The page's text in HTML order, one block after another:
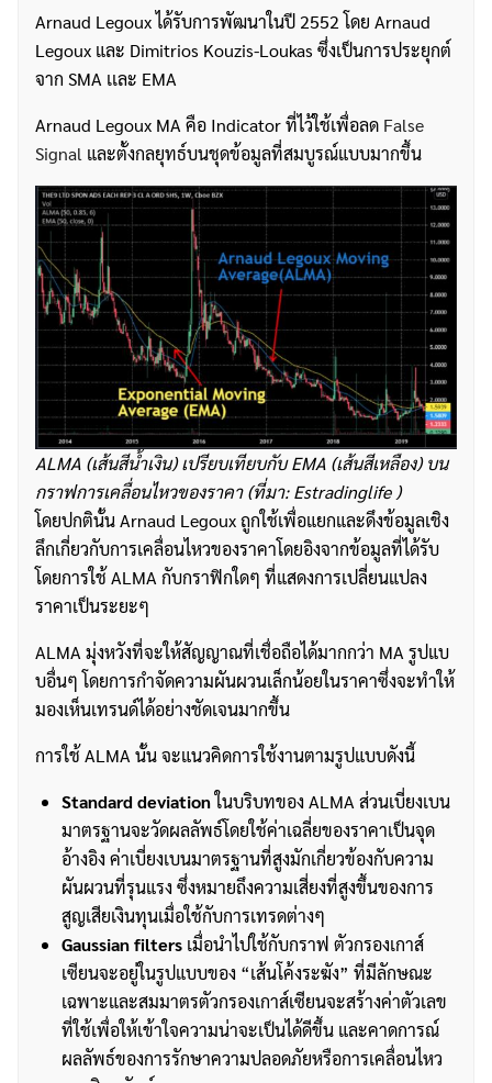
Arnaud Legoux ได้รับการพัฒนาในปี 2552 โดย Arnaud
Legoux และ Dimitrios Kouzis-Loukas ซึ่งเป็นการประยุกต์
จาก SMA เเละ EMA
Arnaud Legoux MA คือ Indicator ที่ไว้ใช้เพื่อลด False
Signal และตั้งกลยุทธ์บนชุดข้อมูลที่สมบูรณ์แบบมากขึ้น
ALMA (เส้นสีน้ำเงิน) เปรียบเทียบกับ EMA (เส้นสีเหลือง) บน
กราฟการเคลื่อนไหวของราคา (ที่มา: Estradinglife )
โดยปกตินั้น Arnaud Legoux ถูกใช้เพื่อแยกและดึงข้อมูลเชิง
ลึกเกี่ยวกับการเคลื่อนไหวของราคาโดยอิงจากข้อมูลที่ได้รับ
โดยการใช้ ALMA กับกราฟิกใดๆ ที่แสดงการเปลี่ยนแปลง
ราคาเป็นระยะๆ
ALMA มุ่งหวังที่จะให้สัญญาณที่เชื่อถือได้มากกว่า MA รูปแบ
บอื่นๆ โดยการกำจัดความผันผวนเล็กน้อยในราคาซึ่งจะทำให้
มองเห็นเทรนด์ได้อย่างชัดเจนมากขึ้น
การใช้ ALMA นั้น จะแนวคิดการใช้งานตามรูปแบบดังนี้
Standard deviationในบริบทของ ALMA ส่วนเบี่ยงเบน
มาตรฐานจะวัดผลลัพธ์โดยใช้ค่าเฉลี่ยของราคาเป็นจุด
อ้างอิง ค่าเบี่ยงเบนมาตรฐานที่สูงมักเกี่ยวข้องกับความ
ผันผวนที่รุนแรง ซึ่งหมายถึงความเสี่ยงที่สูงขึ้นของการ
สูญเสียเงินทุนเมื่อใช้กับการเทรดต่างๆ
Gaussian filters เมื่อนำไปใช้กับกราฟ ตัวกรองเกาส์
เซียนจะอยู่ในรูปแบบของ “เส้นโค้งระฆัง” ที่มีลักษณะ
เฉพาะและสมมาตรตัวกรองเกาส์เซียนจะสร้างค่าตัวเลข
ที่ใช้เพื่อให้เข้าใจความน่าจะเป็นได้ดีขึ้น และคาดการณ์
ผลลัพธ์ของการรักษาความปลอดภัยหรือการเคลื่อนไหว